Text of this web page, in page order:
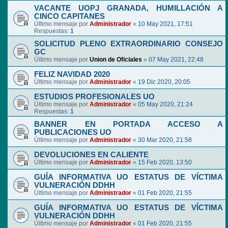
VACANTE UOPJ GRANADA, HUMILLACIÓN A
CINCO CAPITANES
Último mensaje por Administrador « 10 May 2021, 17:51
Respuestas: 1
SOLICITUD PLENO EXTRAORDINARIO CONSEJO
GC
Último mensaje por Union de Oficiales « 07 May 2021, 22:48
FELIZ NAVIDAD 2020
Último mensaje por Administrador « 19 Dic 2020, 20:05
ESTUDIOS PROFESIONALES UO
Último mensaje por Administrador « 05 May 2020, 21:24
Respuestas: 1
BANNER EN PORTADA ACCESO A
PUBLICACIONES UO
Último mensaje por Administrador « 30 Mar 2020, 21:58
DEVOLUCIONES EN CALIENTE
Último mensaje por Administrador « 15 Feb 2020, 13:50
GUÍA INFORMATIVA UO ESTATUS DE VÍCTIMA
VULNERACIÓN DDHH
Último mensaje por Administrador « 01 Feb 2020, 21:55
GUÍA INFORMATIVA UO ESTATUS DE VÍCTIMA
VULNERACIÓN DDHH
Último mensaje por Administrador « 01 Feb 2020, 21:55